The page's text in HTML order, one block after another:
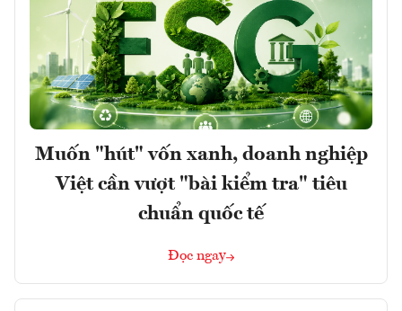
Muốn "hút" vốn xanh, doanh nghiệp
Việt cần vượt "bài kiểm tra" tiêu
chuẩn quốc tế
Đọc ngay